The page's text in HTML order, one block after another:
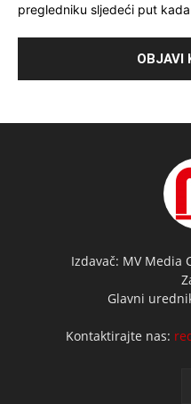
pregledniku sljedeći put
Izdavač: MV Media
Glavni
Kontaktirajte nas: